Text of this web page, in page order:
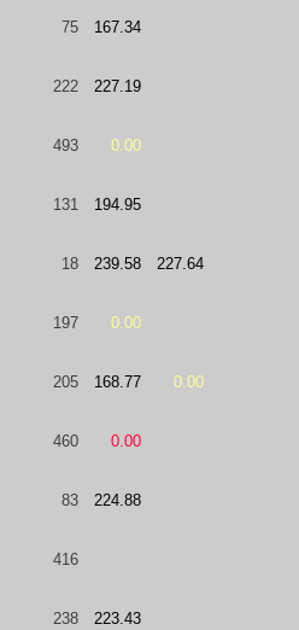
75 167.34
222 227.19
493 0.00
131 194.95
18 239.58 227.64
197 0.00
205 168.77 0.00
460 0.00
83 224.88
416
238 223.43